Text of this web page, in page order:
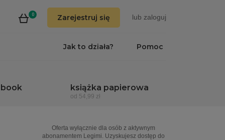
0 Zarejestruj się lub zaloguj
Pomoc
Jak to działa?
książka papierowa
od 54,99 zł
Oferta wyłącznie dla osób z aktywnym
abonamentem Legimi. Uzyskujesz dostęp do